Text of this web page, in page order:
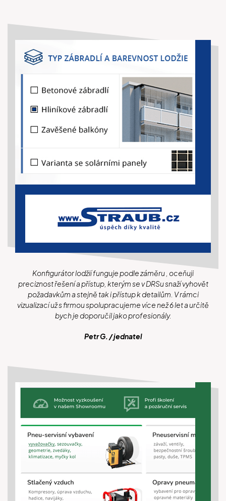
Konfigurátor lodžií funguje podle záměru , oceňuji
preciznost řešení a přístup, kterým se v DRSu snaží vyhovět
požadavkům a stejně tak i přístup k detailům. V rámci
vizualizací už s firmou spolupracujeme více než 6 let a určitě
bych je doporučil jako profesionály.
Petr G. / jednatel